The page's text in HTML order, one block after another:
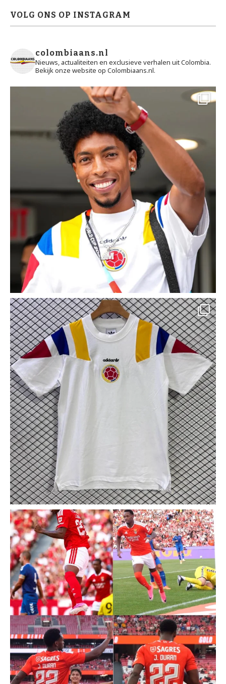
VOLG ONS OP INSTAGRAM
colombiaans.nl
Nieuws, actualiteiten en exclusieve verhalen uit Colombia.
Bekijk onze website op Colombiaans.nl.